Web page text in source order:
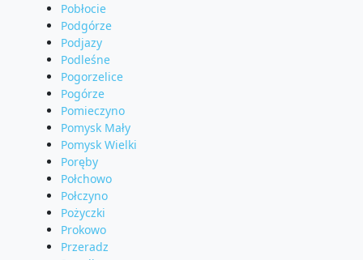
Pobłocie
Podgórze
Podjazy
Podleśne
Pogorzelice
Pogórze
Pomieczyno
Pomysk Mały
Pomysk Wielki
Poręby
Połchowo
Połczyno
Pożyczki
Prokowo
Przeradz